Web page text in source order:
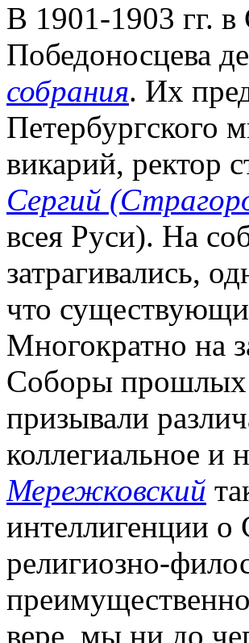
В 1901-1903 гг.
Победоносцева
собрания. Их
Петербургского
викарий, ректор
Сергий
всея Руси). На
затрагивались,
что
Многократно на
Соборы прошлых
призывали
коллегиальное и
Мережковский
интеллигенции
религиозно-
вере, мы ни до